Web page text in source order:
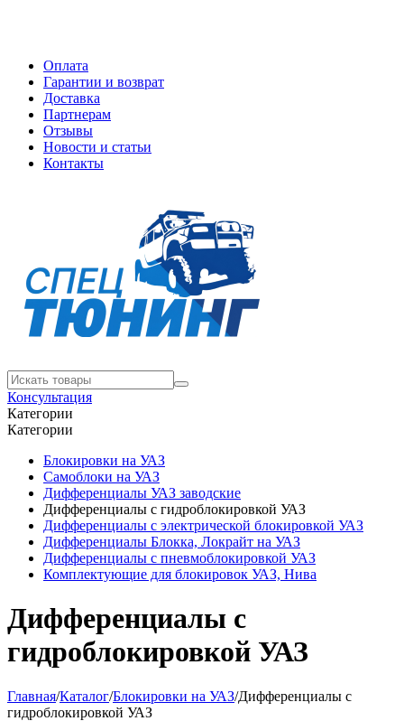
Оплата
Гарантии и возврат
Доставка
Партнерам
Отзывы
Новости и статьи
Контакты
Консультация
Категории
Категории
Блокировки на УАЗ
Самоблоки на УАЗ
Дифференциалы УАЗ заводские
Дифференциалы с гидроблокировкой УАЗ
Дифференциалы с электрической блокировкой УАЗ
Дифференциалы Блокка, Локрайт на УАЗ
Дифференциалы с пневмоблокировкой УАЗ
Комплектующие для блокировок УАЗ, Нива
Дифференциалы с
гидроблокировкой УАЗ
Главная/Каталог/Блокировки на УАЗ/Дифференциалы с
гидроблокировкой УАЗ